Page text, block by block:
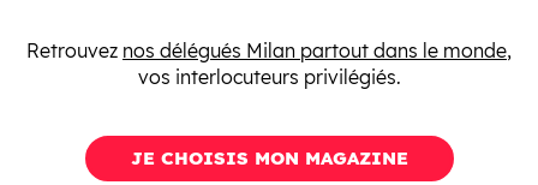
Retrouvez nos délégués Milan partout dans le monde,
vos interlocuteurs privilégiés.
JE CHOISIS MON MAGAZINE